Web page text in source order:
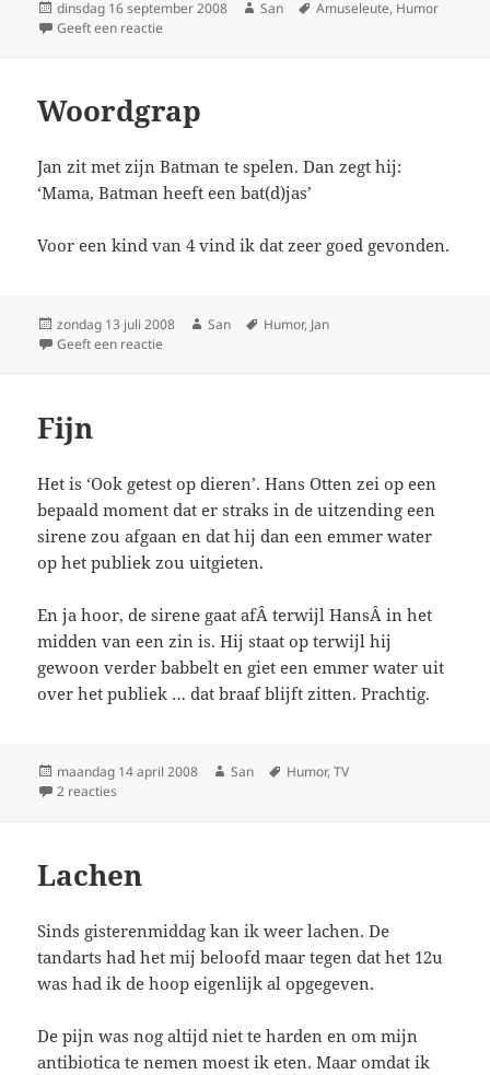
Geplaatst
op
dinsdag 16 september 2008 Auteur
San Tags
Amuseleute, Humor
Geeft een reactie
Woordgrap
Jan zit met zijn Batman te spelen. Dan zegt hij:
‘Mama, Batman heeft een bat(d)jas’
Voor een kind van 4 vind ik dat zeer goed gevonden.
Geplaatst
op
zondag 13 juli 2008 Auteur
San Tags
Humor, Jan
Geeft een reactie
Fijn
Het is ‘Ook getest op dieren’. Hans Otten zei op een
bepaald moment dat er straks in de uitzending een
sirene zou afgaan en dat hij dan een emmer water
op het publiek zou uitgieten.
En ja hoor, de sirene gaat afÂ terwijl HansÂ in het
midden van een zin is. Hij staat op terwijl hij
gewoon verder babbelt en giet een emmer water uit
over het publiek … dat braaf blijft zitten. Prachtig.
Geplaatst
op
maandag 14 april 2008 Auteur
San Tags
Humor,TV
2 reacties
Lachen
Sinds gisterenmiddag kan ik weer lachen. De
tandarts had het mij beloofd maar tegen dat het 12u
was had ik de hoop eigenlijk al opgegeven.
De pijn was nog altijd niet te harden en om mijn
antibiotica te nemen moest ik eten. Maar omdat ik